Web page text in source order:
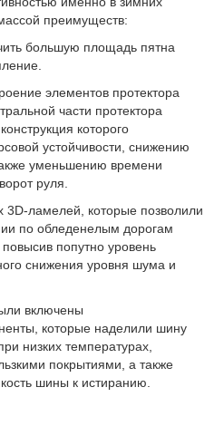
преимуществ:
большую площадь пятна
элементов протектора
части протектора
которого
устойчивости, снижению
уменьшению времени
руля.
3D-ламелей, которые позволили
по обледенелым дорогам
попутно уровень
снижения уровня шума и
включены
которые наделили шину
низких температурах,
покрытиями, а также
шины к истиранию.